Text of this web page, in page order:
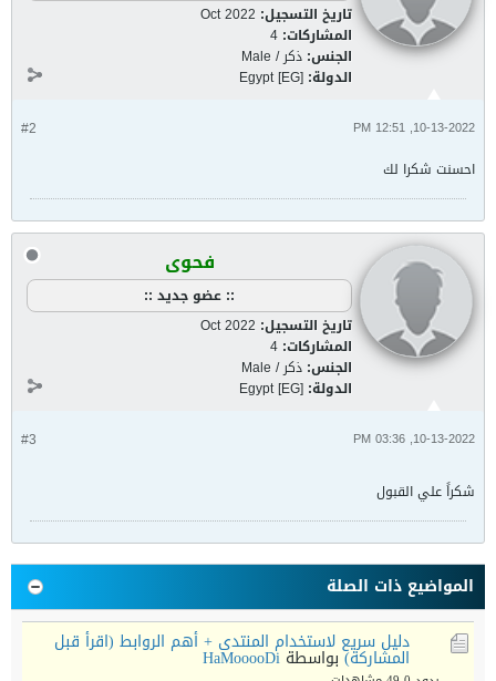
تاريخ التسجيل: Oct 2022
المشاركات: 4
الجنس: ذكر / Male
الدولة: Egypt [EG]
#2 10-13-2022, 12:51 PM
احسنت شكرا لك
فحوى
:: عضو جديد ::
تاريخ التسجيل: Oct 2022
المشاركات: 4
الجنس: ذكر / Male
الدولة: Egypt [EG]
#3 10-13-2022, 03:36 PM
شكراً علي القبول
المواضيع ذات الصلة
دليل سريع لاستخدام المنتدى + أهم الروابط (اقرأ قبل
المشاركة) بواسطة HaMooooDi